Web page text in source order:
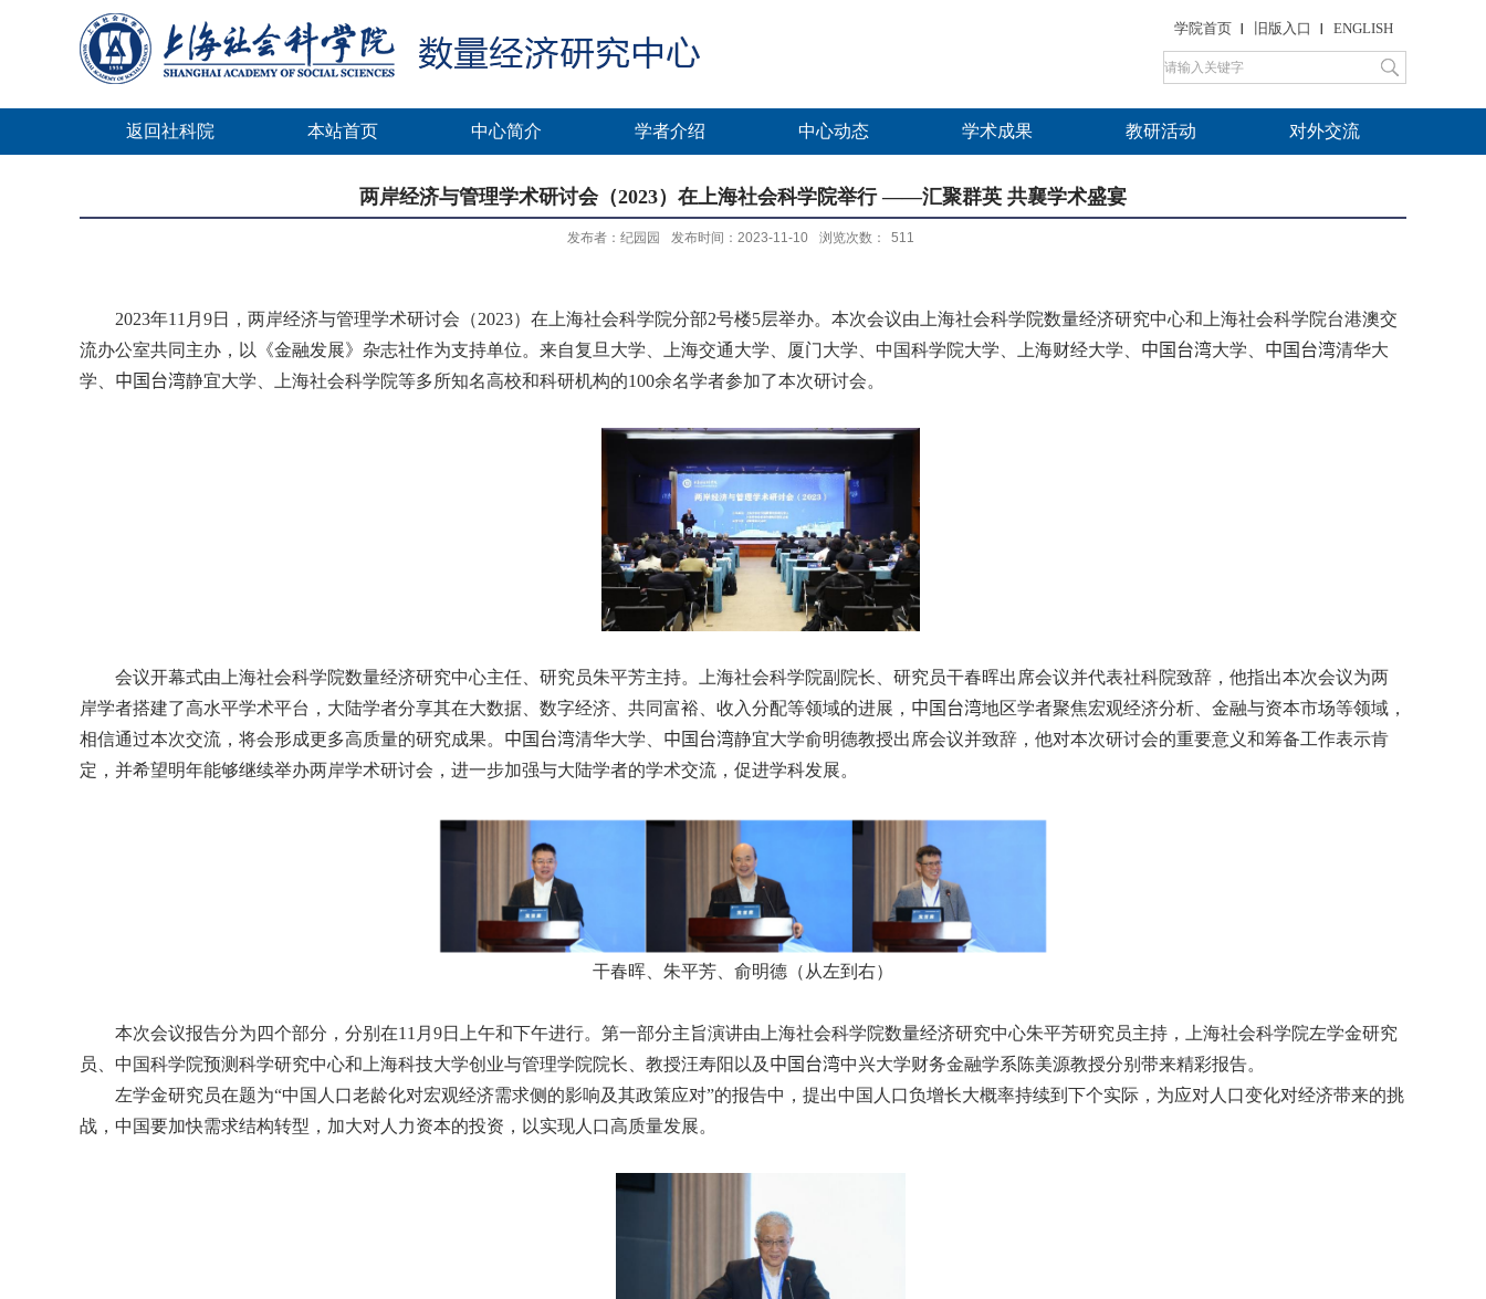
学院首页 旧版入口 ENGLISH
返回社科院 本站首页 中心简介 学者介绍 中心动态 学术成果 教研活动 对外交流
两岸经济与管理学术研讨会（2023）在上海社会科学院举行 ——汇聚群英 共襄学术盛宴
发布者：纪园园 发布时间：2023-11-10 浏览次数： 511
2023年11月9日，两岸经济与管理学术研讨会（2023）在上海社会科学院分部2号楼5层举办。本次会议由上海社会科学院数量经济研究中心和上海社会科学院台港澳交
流办公室共同主办，以《金融发展》杂志社作为支持单位。来自复旦大学、上海交通大学、厦门大学、中国科学院大学、上海财经大学、 中国台湾大学、 中国台湾清华大
学、 中国台湾静宜大学、上海社会科学院等多所知名高校和科研机构的100余名学者参加了本次研讨会。
会议开幕式由上海社会科学院数量经济研究中心主任、研究员朱平芳主持。上海社会科学院副院长、研究员干春晖出席会议并代表社科院致辞，他指出本次会议为两
岸学者搭建了高水平学术平台，大陆学者分享其在大数据、数字经济、共同富裕、收入分配等领域的进展， 中国台湾地区学者聚焦宏观经济分析、金融与资本市场等领域，
相信通过本次交流，将会形成更多高质量的研究成果。 中国台湾清华大学、 中国台湾静宜大学俞明德教授出席会议并致辞，他对本次研讨会的重要意义和筹备工作表示肯
定，并希望明年能够继续举办两岸学术研讨会，进一步加强与大陆学者的学术交流，促进学科发展。
干春晖、朱平芳、俞明德（从左到右）
本次会议报告分为四个部分，分别在11月9日上午和下午进行。第一部分主旨演讲由上海社会科学院数量经济研究中心朱平芳研究员主持，上海社会科学院左学金研究
员、中国科学院预测科学研究中心和上海科技大学创业与管理学院院长、教授汪寿阳以及 中国台湾中兴大学财务金融学系陈美源教授分别带来精彩报告。
左学金研究员在题为“中国人口老龄化对宏观经济需求侧的影响及其政策应对”的报告中，提出中国人口负增长大概率持续到下个实际，为应对人口变化对经济带来的挑
战，中国要加快需求结构转型，加大对人力资本的投资，以实现人口高质量发展。